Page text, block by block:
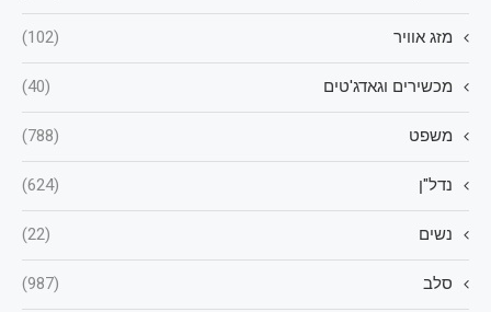
מזג אוויר (102)
מכשירים וגאדג'טים (40)
משפט (788)
נדל"ן (624)
נשים (22)
סלב (987)